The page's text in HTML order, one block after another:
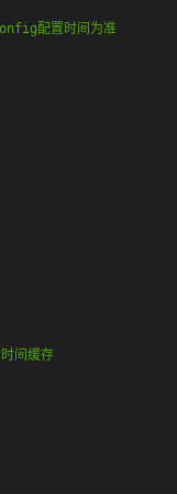
配置时间为准
间缓存